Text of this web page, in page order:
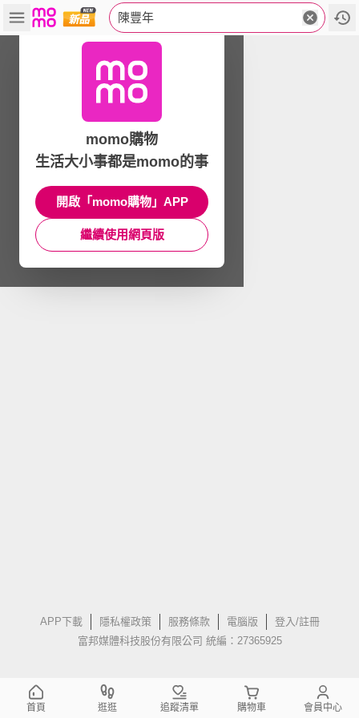
陳豐年
APP下載 隱私權政策 服務條款 電腦版
登入/註冊
富邦媒體科技股份有限公司 統編：27365925
momo購物
生活大小事都是momo的事
開啟「momo購物」APP
繼續使用網頁版
首頁 逛逛 追蹤清單 購物車 會員中心